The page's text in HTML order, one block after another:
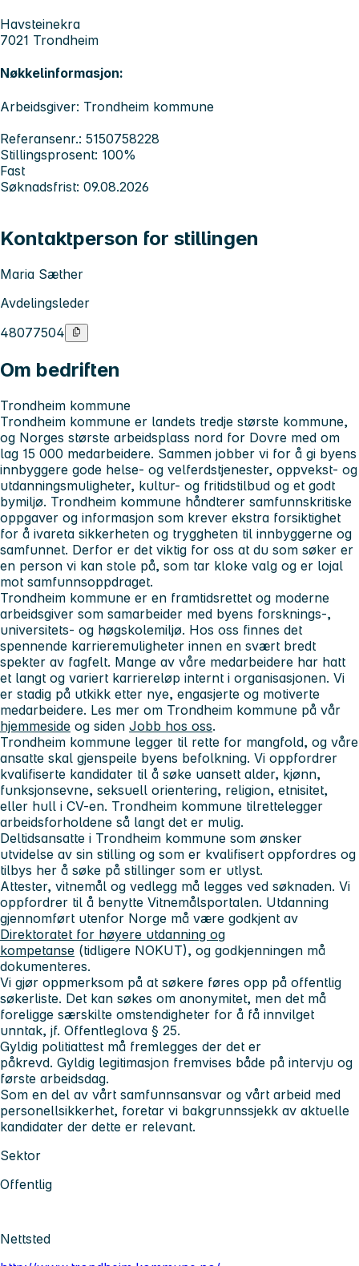
Havsteinekra
7021 Trondheim
Nøkkelinformasjon:
Arbeidsgiver: Trondheim kommune
Referansenr.: 5150758228
Stillingsprosent: 100%
Fast
Søknadsfrist: 09.08.2026
Kontaktperson for stillingen
Maria Sæther
Avdelingsleder
48077504
Om bedriften
Trondheim kommune
Trondheim kommune er landets tredje største kommune,
og Norges største arbeidsplass nord for Dovre med om
lag 15 000 medarbeidere. Sammen jobber vi for å gi byens
innbyggere gode helse- og velferdstjenester, oppvekst- og
utdanningsmuligheter, kultur- og fritidstilbud og et godt
bymiljø. Trondheim kommune håndterer samfunnskritiske
oppgaver og informasjon som krever ekstra forsiktighet
for å ivareta sikkerheten og tryggheten til innbyggerne og
samfunnet. Derfor er det viktig for oss at du som søker er
en person vi kan stole på, som tar kloke valg og er lojal
mot samfunnsoppdraget.
Trondheim kommune er en framtidsrettet og moderne
arbeidsgiver som samarbeider med byens forsknings-,
universitets- og høgskolemiljø. Hos oss finnes det
spennende karrieremuligheter innen en svært bredt
spekter av fagfelt. Mange av våre medarbeidere har hatt
et langt og variert karriereløp internt i organisasjonen. Vi
er stadig på utkikk etter nye, engasjerte og motiverte
medarbeidere. Les mer om Trondheim kommune på vår
hjemmeside og siden Jobb hos oss.
Trondheim kommune legger til rette for mangfold, og våre
ansatte skal gjenspeile byens befolkning. Vi oppfordrer
kvalifiserte kandidater til å søke uansett alder, kjønn,
funksjonsevne, seksuell orientering, religion, etnisitet,
eller hull i CV-en. Trondheim kommune tilrettelegger
arbeidsforholdene så langt det er mulig.
Deltidsansatte i Trondheim kommune som ønsker
utvidelse av sin stilling og som er kvalifisert oppfordres og
tilbys her å søke på stillinger som er utlyst.
Attester, vitnemål og vedlegg må legges ved søknaden. Vi
oppfordrer til å benytte Vitnemålsportalen. Utdanning
gjennomført utenfor Norge må være godkjent av
Direktoratet for høyere utdanning og
kompetanse (tidligere NOKUT), og godkjenningen må
dokumenteres.
Vi gjør oppmerksom på at søkere føres opp på offentlig
søkerliste. Det kan søkes om anonymitet, men det må
foreligge særskilte omstendigheter for å få innvilget
unntak, jf. Offentleglova § 25.
Gyldig politiattest må fremlegges der det er
påkrevd. Gyldig legitimasjon fremvises både på intervju og
første arbeidsdag.
Som en del av vårt samfunnsansvar og vårt arbeid med
personellsikkerhet, foretar vi bakgrunnssjekk av aktuelle
kandidater der dette er relevant.
Sektor
Offentlig
Nettsted